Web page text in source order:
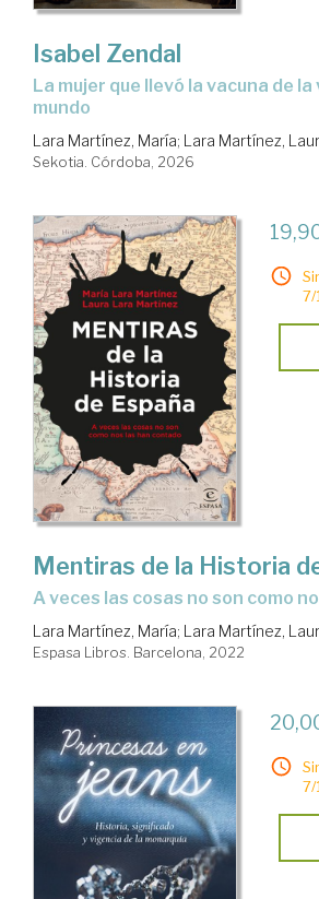
Isabel Zendal
La mujer que llevó la vacuna de la viruela al fin del
mundo
Lara Martínez, María; Lara Martínez,
Sekotia. Córdoba, 2026
7/
Mentiras de la Historia
a veces las cosas no son como
Lara Martínez, María; Lara Martínez,
Espasa Libros. Barcelona, 2022
7/